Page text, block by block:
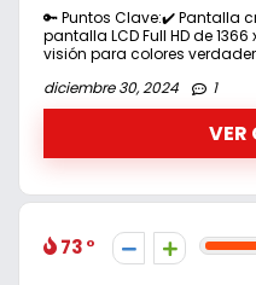
🔑 Puntos Clave:✔️ Pantalla
pantalla LCD Full HD de
visión para colores
diciembre 30, 2024
1
VER
73